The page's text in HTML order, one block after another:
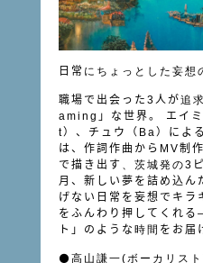
日常 にちょっとした妄想
職場で出会った 3人が追
aming 」な世界。 エイ
t）、チュウ（ Ba）による
は、作詞作曲から MV制
で描き出す 、茨城発の3
月、新しい夢を詰め込ん
げない日常を妄想でキラ
をふんわり押してくれる
ト」のような 時間 をお届
⚫️高山謙一(ボーカリス